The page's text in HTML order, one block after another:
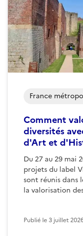
Comment
diversités
d'Art et
Du 27 au 29 mai
projets du label
sont réunis dans
la valorisation
France
Publié le3 juillet